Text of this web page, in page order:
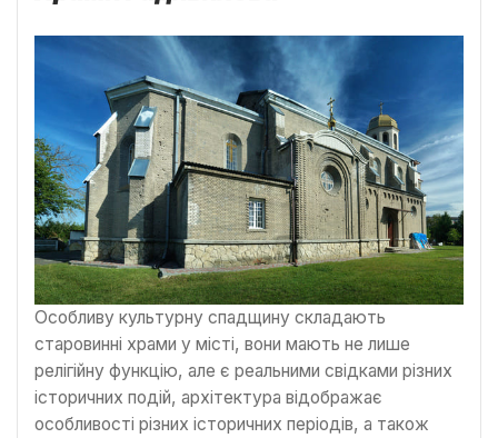
Особливу культурну спадщину складають
старовинні храми у місті, вони мають не лише
релігійну функцію, але є реальними свідками різних
історичних подій, архітектура відображає
особливості різних історичних періодів, а також